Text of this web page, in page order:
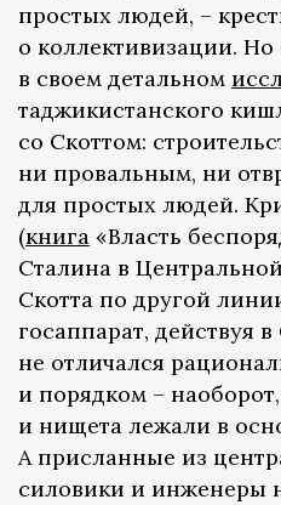
простых людей, –
о коллективизации.
в своем детальном
таджикистанского
со Скоттом:
ни провальным, ни
для простых людей.
(книга «Власть
Сталина в
Скотта по другой
госаппарат, действуя
не отличался
и порядком –
и нищета лежали в
А присланные из
силовики и инженеры